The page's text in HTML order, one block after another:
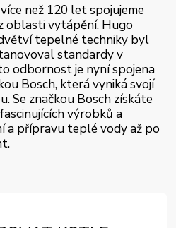
než 120 let spojujeme
oblasti vytápění. Hugo
tepelné techniky byl
standardy v
odbornost je nyní spojena
Bosch, která vyniká svojí
Se značkou Bosch získáte
výrobků a
a přípravu teplé vody až po